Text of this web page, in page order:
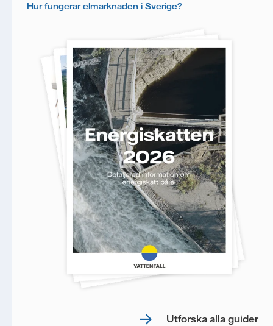
Hur fungerar elmarknaden i Sverige?
Utforska alla guider